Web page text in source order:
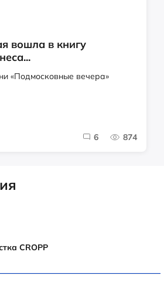
вошла в книгу
«Подмосковные вечера»
6 874
CROPP